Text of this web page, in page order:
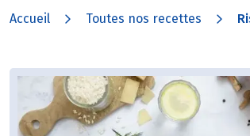
Accueil Toutes nos recettes